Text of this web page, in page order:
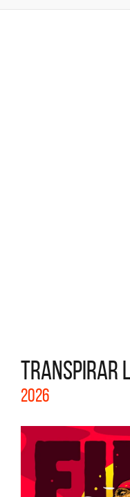
TRANSPIRAR
2026